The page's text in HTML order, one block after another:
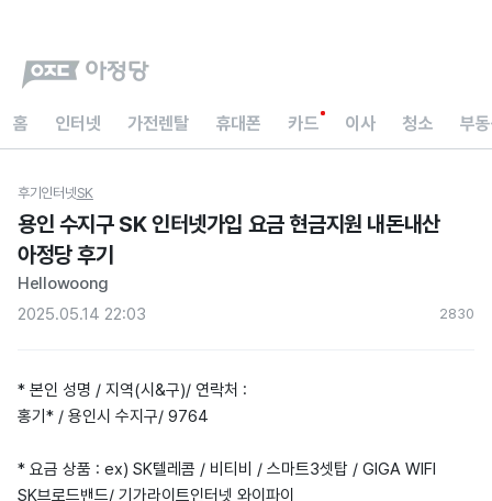
홈 인터넷 가전렌탈 휴대폰 카드 이사 청소 부
후기 인터넷SK
용인 수지구 SK 인터넷가입 요금 현금지원 내돈내산
아정당 후기
Hellowoong
2025.05.14 22:03
2830
* 본인 성명 / 지역(시&구)/ 연락처 :
홍기* / 용인시 수지구/ 9764
* 요금 상품 : ex) SK텔레콤 / 비티비 / 스마트3셋탑 / GIGA WIFI
SK브로드밴드/ 기가라이트인터넷 와이파이